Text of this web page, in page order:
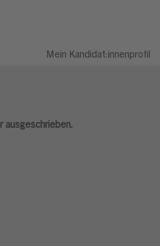
Mein Kandidat:innenprofil
ausgeschrieben.